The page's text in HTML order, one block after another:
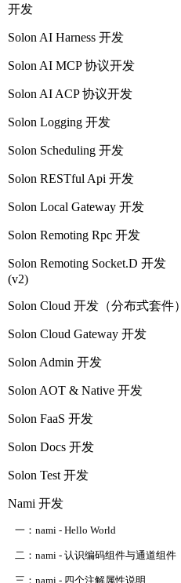
开发
Solon AI Harness 开发
Solon AI MCP 协议开发
Solon AI ACP 协议开发
Solon Logging 开发
Solon Scheduling 开发
Solon RESTful Api 开发
Solon Local Gateway 开发
Solon Remoting Rpc 开发
Solon Remoting Socket.D 开发
(v2)
Solon Cloud 开发（分布式套件）
Solon Cloud Gateway 开发
Solon Admin 开发
Solon AOT & Native 开发
Solon FaaS 开发
Solon Docs 开发
Solon Test 开发
Nami 开发
一：nami - Hello World
二：nami - 认识编码组件与通道组件
三：nami - 四个注解属性说明